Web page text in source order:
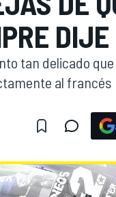
tan delicado
al francés